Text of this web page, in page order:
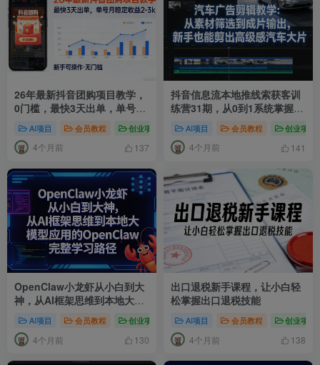
26年最新抖音团购项目教学，
0门槛，最快3天出单，单号月
日）AI项目 会员教程 创业项目 # 抖音团购达人 # 抖音团购项目 #
4个月前 137
抖音信息流本地推线索获客训
练营31期，从0到1系统掌握抖
AI项目 会员教程 创业项目
4个月前 141
OpenClaw小龙虾从小白到大
神，从AI框架思维到本地大模
型应用的OpenClaw完整学习
路径AI项目 会员教程 创业项目 # OpenClaw教程 # OpenClaw小龙虾
4个月前 130
出口退税新手课程，让小白轻
松掌握出口退税技能
AI项目 会员教程 创业项目
4个月前 138